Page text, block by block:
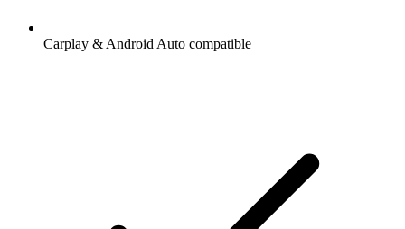
Carplay & Android Auto compatible